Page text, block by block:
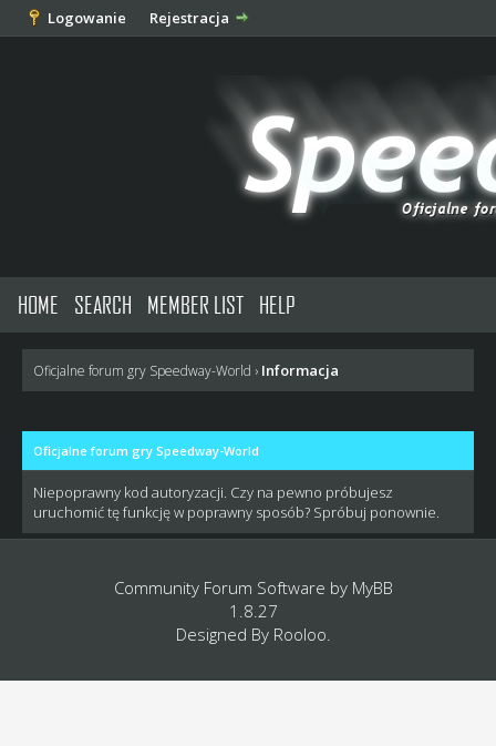
Logowanie Rejestracja
HOME SEARCH MEMBER LIST HELP
Oficjalne forum gry Speedway-World › Informacja
Oficjalne forum gry Speedway-World
Niepoprawny kod autoryzacji. Czy na pewno próbujesz
uruchomić tę funkcję w poprawny sposób? Spróbuj ponownie.
Community Forum Software by MyBB
1.8.27
Designed By Rooloo.